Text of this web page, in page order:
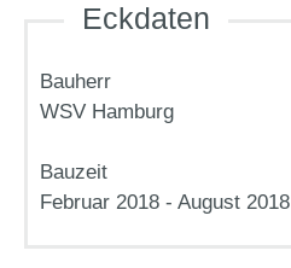
Eckdaten
Bauherr
WSV Hamburg
Bauzeit
Februar 2018 - August 2018